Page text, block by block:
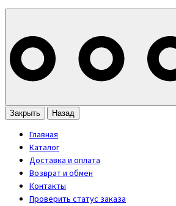
Закрыть Назад
Главная
Каталог
Доставка и оплата
Возврат и обмен
Контакты
Проверить статус заказа